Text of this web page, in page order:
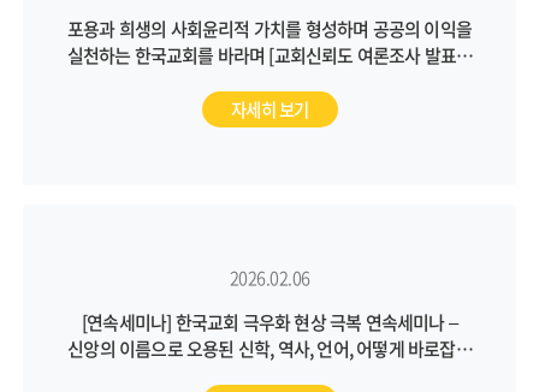
포용과 희생의 사회윤리적 가치를 형성하며 공공의 이익을
실천하는 한국교회를 바라며 [교회신뢰도 여론조사 발표회
자세히 보기
2026.02.06
[연속세미나] 한국교회 극우화 현상 극복 연속세미나 –
신앙의 이름으로 오용된 신학, 역사, 언어, 어떻게 바로잡을